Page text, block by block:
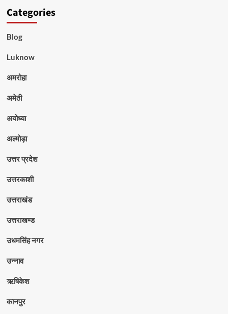
Categories
Blog
Luknow
अमरोहा
अमेठी
अयोध्या
अल्मोड़ा
उत्तर प्रदेश
उत्तरकाशी
उत्तराखंड
उत्तराखण्ड
उधमसिंह नगर
उन्नाव
ऋषिकेश
कानपुर